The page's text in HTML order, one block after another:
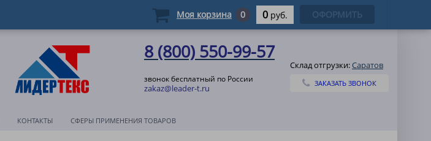
8 (800) 550-99-57
звонок бесплатный по России
zakaz@leader-t.ru
Склад отгрузки:Саратов
ЗАКАЗАТЬ ЗВОНОК
КОНТАКТЫ СФЕРЫ ПРИМЕНЕНИЯ ТОВАРОВ
Моя корзина 0 0 руб. ОФОРМИТЬ